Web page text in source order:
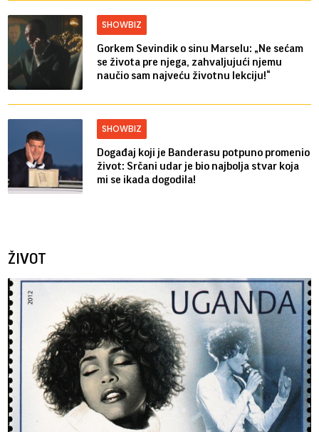
SHOWBIZ
Gorkem Sevindik o sinu Marselu: „Ne sećam
se života pre njega, zahvaljujući njemu
naučio sam najveću životnu lekciju!“
SHOWBIZ
Događaj koji je Banderasu potpuno promenio
život: Srčani udar je bio najbolja stvar koja
mi se ikada dogodila!
ŽIVOT